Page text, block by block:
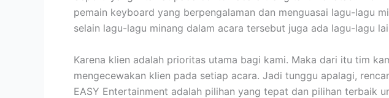
pemain keyboard yang berpengalaman dan menguasai lagu-lagu
selain lagu-lagu minang dalam acara tersebut juga ada lagu-lagu
Karena klien adalah prioritas utama bagi kami. Maka dari itu tim
mengecewakan klien pada setiap acara. Jadi tunggu apalagi,
EASY Entertainment adalah pilihan yang tepat dan pilihan terbaik